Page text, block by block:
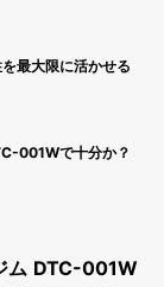
最大限に活かせる
001Wで十分か？
ム DTC-001W